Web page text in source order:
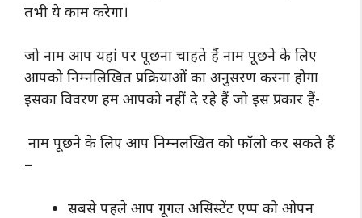
तभी ये काम करेगा।
जो नाम आप यहां पर पूछना चाहते हैं नाम पूछने के लिए
आपको निम्नलिखित प्रक्रियाओं का अनुसरण करना होगा
इसका विवरण हम आपको नहीं दे रहे हैं जो इस प्रकार हैं-
नाम पूछने के लिए आप निम्नलखित को फॉलो कर सकते हैं
–
सबसे पहले आप गूगल असिस्टेंट एप्प को ओपन